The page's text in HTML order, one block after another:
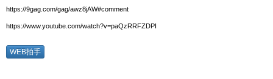
https://9gag.com/gag/awz8jAW#comment
https://www.youtube.com/watch?v=paQzRRFZDPI
WEB拍手